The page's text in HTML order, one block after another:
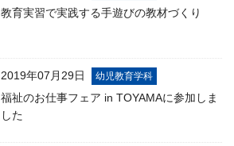
教育実習で実践する手遊びの教材づくり
2019年07月29日 幼児教育学科
福祉のお仕事フェア in TOYAMAに参加しま
した